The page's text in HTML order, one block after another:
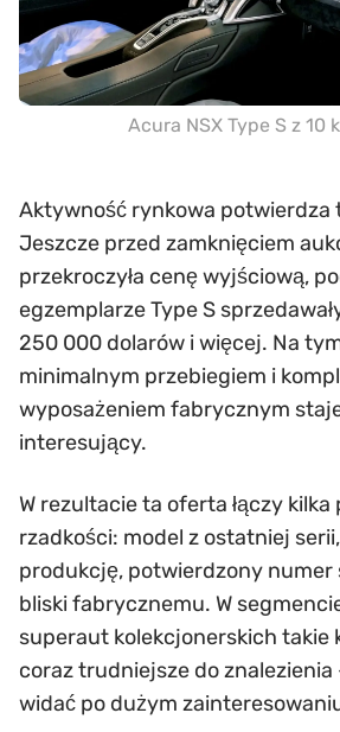
Acura NSX Type S z 10
Aktywność rynkowa potwierdza
Jeszcze przed zamknięciem
przekroczyła cenę wyjściową,
egzemplarze Type S
250 000 dolarów i więcej. Na
minimalnym przebiegiem i
wyposażeniem fabrycznym
interesujący.
W rezultacie ta oferta łączy kilka
rzadkości: model z ostatniej
produkcję, potwierdzony numer
bliski fabrycznemu. W
superaut kolekcjonerskich takie
coraz trudniejsze do znalezienia
widać po dużym